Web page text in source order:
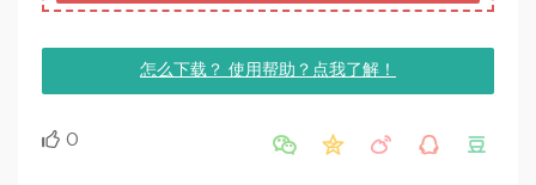
怎么下载？ 使用帮助？点我了解！
0     